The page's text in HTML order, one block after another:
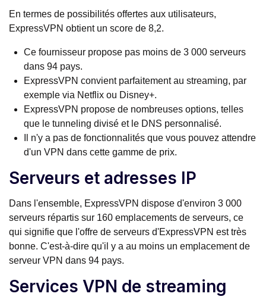
En termes de possibilités offertes aux utilisateurs,
ExpressVPN obtient un score de 8,2.
Ce fournisseur propose pas moins de 3 000 serveurs
dans 94 pays.
ExpressVPN convient parfaitement au streaming, par
exemple via Netflix ou Disney+.
ExpressVPN propose de nombreuses options, telles
que le tunneling divisé et le DNS personnalisé.
Il n'y a pas de fonctionnalités que vous pouvez attendre
d'un VPN dans cette gamme de prix.
Serveurs et adresses IP
Dans l'ensemble, ExpressVPN dispose d'environ 3 000
serveurs répartis sur 160 emplacements de serveurs, ce
qui signifie que l'offre de serveurs d'ExpressVPN est très
bonne. C'est-à-dire qu'il y a au moins un emplacement de
serveur VPN dans 94 pays.
Services VPN de streaming